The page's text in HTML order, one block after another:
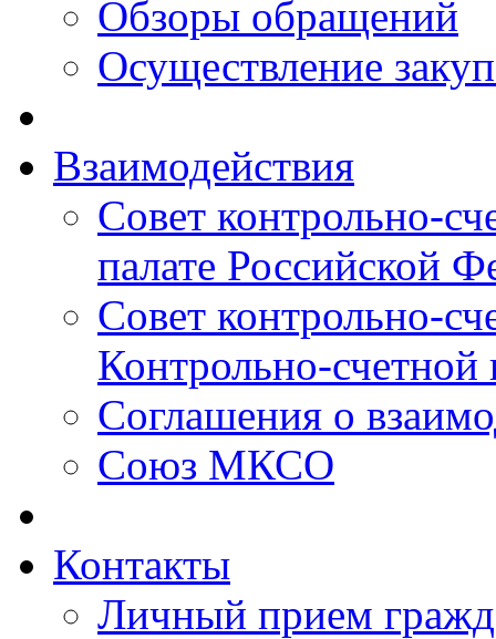
Обзоры обращений
Осуществление
Взаимодействия
Совет контрольно-
палате Российской
Совет контрольно-
Контрольно-счетной
Соглашения о
Союз МКСО
Контакты
Личный прием